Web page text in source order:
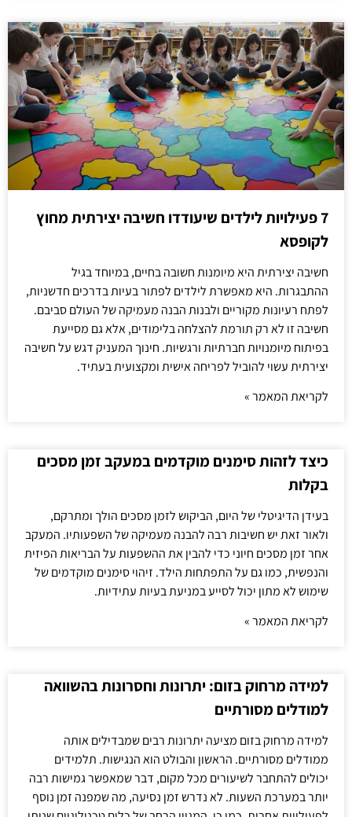
7 פעילויות לילדים שיעודדו חשיבה יצירתית מחוץ
לקופסא
חשיבה יצירתית היא מיומנות חשובה בחיים, במיוחד בגיל
ההתבגרות. היא מאפשרת לילדים לפתור בעיות בדרכים חדשניות,
לפתח רעיונות מקוריים ולבנות הבנה מעמיקה של העולם סביבם.
חשיבה זו לא רק תורמת להצלחה בלימודים, אלא גם מסייעת
בפיתוח מיומנויות חברתיות ורגשיות. חינוך המעניק דגש על חשיבה
יצירתית עשוי להוביל לפריחה אישית ומקצועית בעתיד.
לקריאת המאמר »
כיצד לזהות סימנים מוקדמים במעקב זמן מסכים
בקלות
בעידן הדיגיטלי של היום, הביקוש לזמן מסכים הולך ומתרקם,
ולאור זאת יש חשיבות רבה להבנה מעמיקה של השפעותיו. המעקב
אחר זמן מסכים חיוני כדי להבין את ההשפעות על הבריאות הפיזית
והנפשית, כמו גם על התפתחות הילד. זיהוי סימנים מוקדמים של
שימוש לא מתון יכול לסייע במניעת בעיות עתידיות.
לקריאת המאמר »
למידה מרחוק בזום: יתרונות וחסרונות בהשוואה
למודלים מסורתיים
למידה מרחוק בזום מציעה יתרונות רבים שמבדילים אותה
ממודלים מסורתיים. הראשון והבולט הוא הנגישות. תלמידים
יכולים להתחבר לשיעורים מכל מקום, דבר שמאפשר גמישות רבה
יותר במערכת השעות. לא נדרש זמן נסיעה, מה שמפנה זמן נוסף